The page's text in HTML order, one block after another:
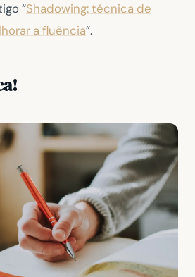
“Shadowing: técnica de
a fluência”.